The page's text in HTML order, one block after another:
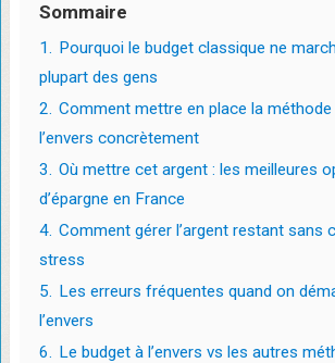
Sommaire
1. Pourquoi le budget classique ne
plupart des gens
2. Comment mettre en place la méthode
l’envers concrètement
3. Où mettre cet argent : les meilleures
d’épargne en France
4. Comment gérer l’argent restant sans
stress
5. Les erreurs fréquentes quand on
l’envers
6. Le budget à l’envers vs les autres